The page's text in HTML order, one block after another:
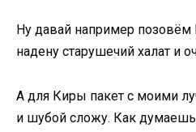
Ну давай например позовём
надену старушечий халат и
А для Киры пакет с моими
и шубой сложу. Как